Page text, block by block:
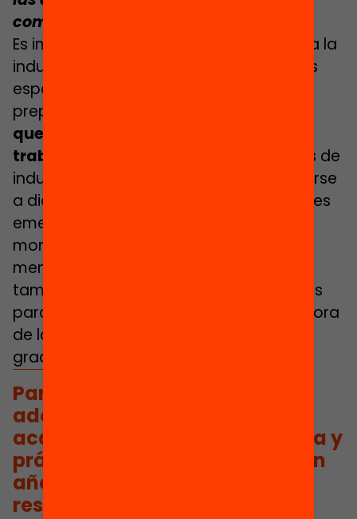
complementaria.
Es importante que la formación previa a la
inducción sea buena, pero no podemos
esperar, por muy buena que sea, que
prepare para
que van a enfrentarse en su primer
trabajo como docente
. Los programas de
inducción conllevan tener que enfrentarse
a dichos retos y también a las cuestiones
emergentes escolares y sociales del
momento. Por último, pero no por ello
menos importante, estos programas
también pueden ser buenos indicadores
para las universidades de cara a la mejora
de la calidad en la formación de sus
graduados.
Para ejercer como docente,
además de la formación
académica que combine teoría y
práctica, hay que completar un
año de formación como
residente en un centro.